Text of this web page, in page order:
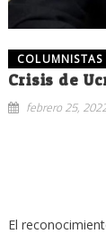
COLUMNISTAS
Crisis de
febrero 25,
El